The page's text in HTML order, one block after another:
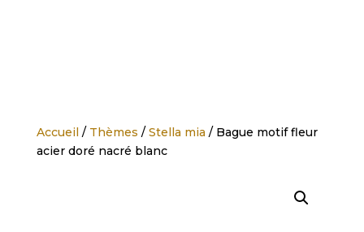
Accueil / Thèmes / Stella mia / Bague motif fleur
acier doré nacré blanc